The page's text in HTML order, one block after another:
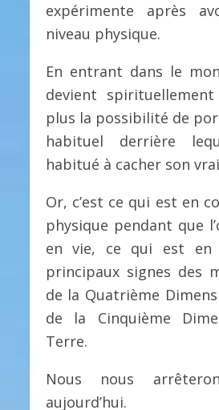
expérimente après
niveau physique.
En entrant dans le
devient spirituellement
plus la possibilité de
habituel derrière
habitué à cacher son
Or, c’est ce qui est en
physique pendant que
en vie, ce qui est en
principaux signes des
de la Quatrième
de la Cinquième
Terre.
Nous nous
aujourd’hui.